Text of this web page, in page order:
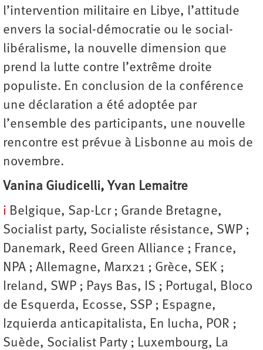
l’intervention militaire en Libye, l’attitude
envers la social-démocratie ou le social-
libéralisme, la nouvelle dimension que
prend la lutte contre l’extrême droite
populiste. En conclusion de la conférence
une déclaration a été adoptée par
l’ensemble des participants, une nouvelle
rencontre est prévue à Lisbonne au mois de
novembre.
Vanina Giudicelli, Yvan Lemaitre
i Belgique, Sap-Lcr ; Grande Bretagne,
Socialist party, Socialiste résistance, SWP ;
Danemark, Reed Green Alliance ; France,
NPA ; Allemagne, Marx21 ; Grèce, SEK ;
Ireland, SWP ; Pays Bas, IS ; Portugal, Bloco
de Esquerda, Ecosse, SSP ; Espagne,
Izquierda anticapitalista, En lucha, POR ;
Suède, Socialist Party ; Luxembourg, La